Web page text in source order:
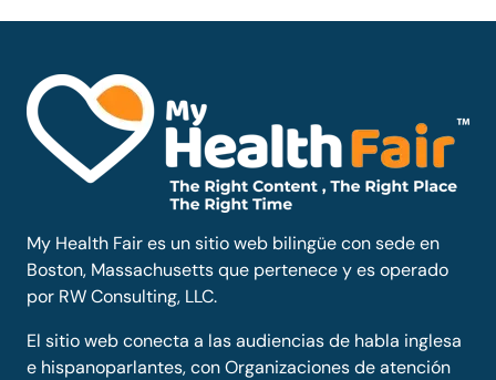
My Health Fair es un sitio web bilingüe con sede en
Boston, Massachusetts que pertenece y es operado
por RW Consulting, LLC.
El sitio web conecta a las audiencias de habla inglesa
e hispanoparlantes, con Organizaciones de atención